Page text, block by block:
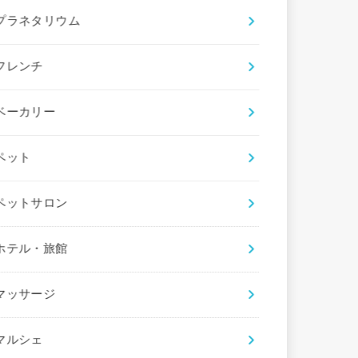
ラネタリウム
レンチ
ーカリー
ット
ットサロン
テル・旅館
ッサージ
ルシェ